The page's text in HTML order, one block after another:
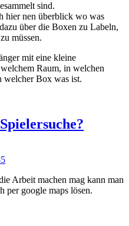
sind.
hier nen überblick wo was
über die Boxen zu Labeln,
müssen.
mit eine kleine
Raum, in welchen
welcher Box was ist.
Arbeit machen mag kann man
per google maps lösen.